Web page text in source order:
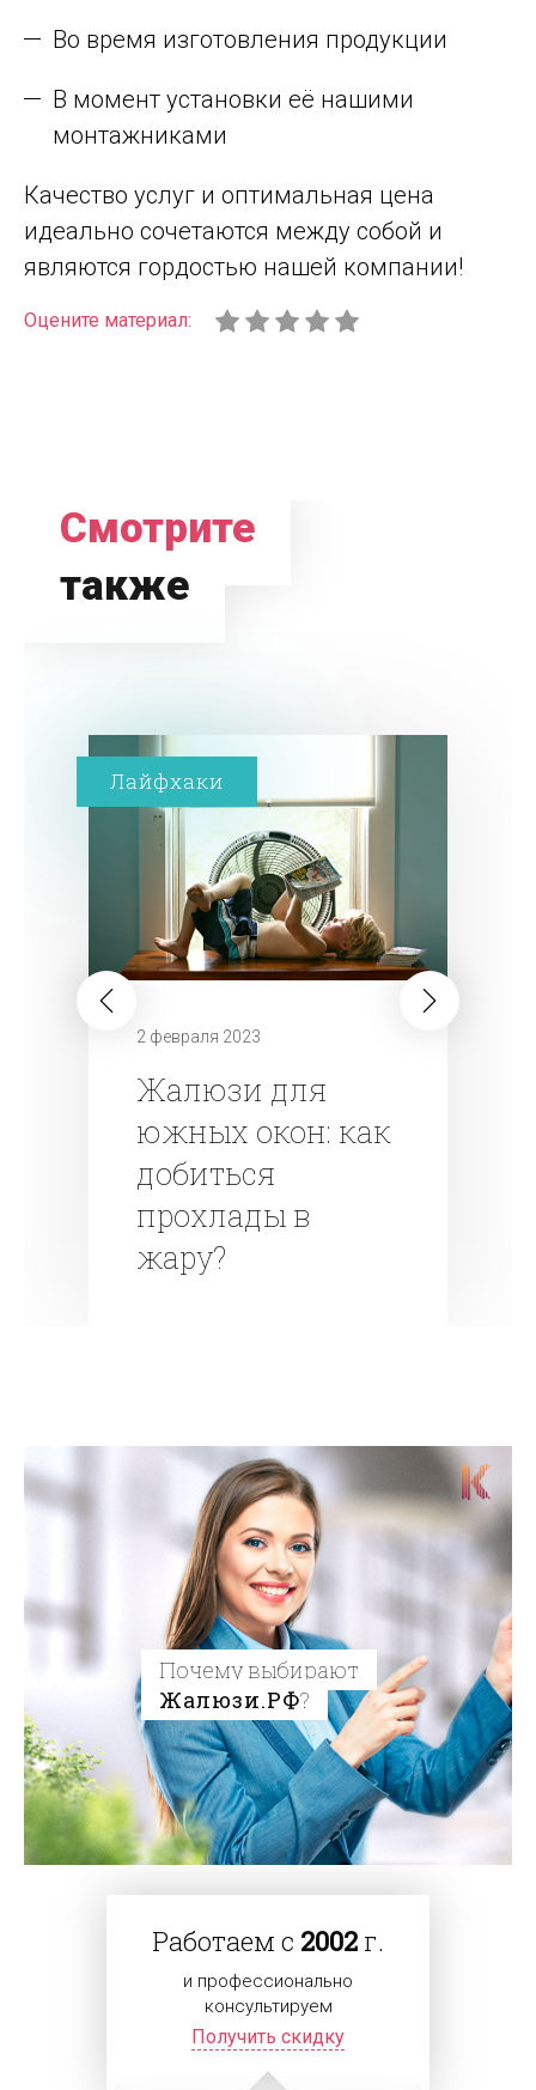
Во время изготовления продукции
В момент установки её нашими
монтажниками
Качество услуг и оптимальная цена
идеально сочетаются между собой и
являются гордостью нашей компании!
Оцените материал:
Смотрите
также
2 февраля 2023
Жалюзи для
южных окон: как
добиться
прохлады в
жару?
Лайфхаки
Почему выбирают
Жалюзи.РФ?
Работаем с 2002 г.
и профессионально
консультируем
Получить скидку